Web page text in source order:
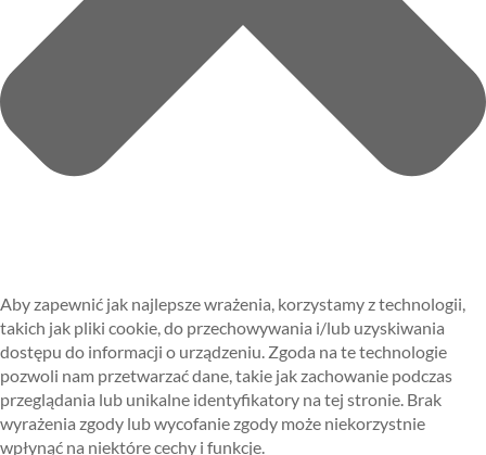
Aby zapewnić jak najlepsze wrażenia, korzystamy z technologii,
takich jak pliki cookie, do przechowywania i/lub uzyskiwania
dostępu do informacji o urządzeniu. Zgoda na te technologie
pozwoli nam przetwarzać dane, takie jak zachowanie podczas
przeglądania lub unikalne identyfikatory na tej stronie. Brak
wyrażenia zgody lub wycofanie zgody może niekorzystnie
wpłynąć na niektóre cechy i funkcje.